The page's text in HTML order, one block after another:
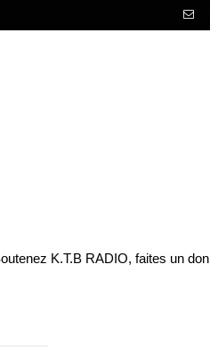
K.T.B RADIO, faites un don